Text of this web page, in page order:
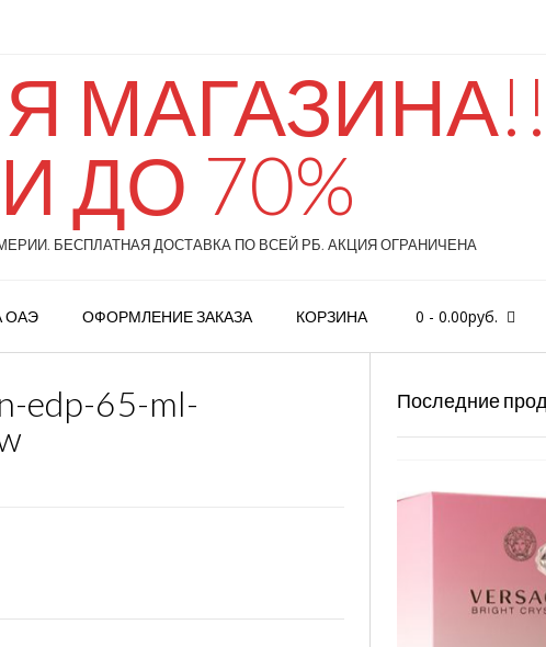
ДО 70%
БЕСПЛАТНАЯ ДОСТАВКА ПО ВСЕЙ РБ. АКЦИЯ ОГРАНИЧЕНА
ОАЭ ОФОРМЛЕНИЕ ЗАКАЗА КОРЗИНА 0 - 0.00руб.
edp-65-ml-
Последние
D&G 3